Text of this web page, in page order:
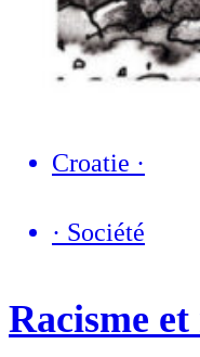
Croatie ·
· Société
Racisme